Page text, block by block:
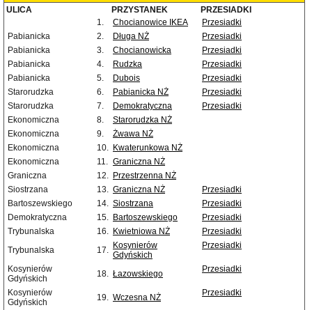
ULICA PRZYSTANEK
PRZESIADKI
1.
Chocianowice IKEA
Przesiadki
Pabianicka
2. Długa NŻ
Przesiadki
Pabianicka
3. Chocianowicka
Przesiadki
Pabianicka
4. Rudzka
Przesiadki
Pabianicka
5. Dubois
Przesiadki
Starorudzka
6. Pabianicka NŻ
Przesiadki
Starorudzka
7. Demokratyczna
Przesiadki
Ekonomiczna
8.
Starorudzka NŻ
Ekonomiczna
9.
Żwawa NŻ
Ekonomiczna
10. Kwaterunkowa NŻ
Ekonomiczna
11. Graniczna NŻ
Graniczna
12. Przestrzenna NŻ
Siostrzana
13. Graniczna NŻ
Przesiadki
Bartoszewskiego
14. Siostrzana
Przesiadki
Demokratyczna
15. Bartoszewskiego
Przesiadki
Trybunalska
16. Kwietniowa NŻ
Przesiadki
Trybunalska
17. Kosynierów
Gdyńskich
Przesiadki
Kosynierów
Gdyńskich
18. Łazowskiego Przesiadki
Kosynierów
Gdyńskich
19. Wczesna NŻ Przesiadki